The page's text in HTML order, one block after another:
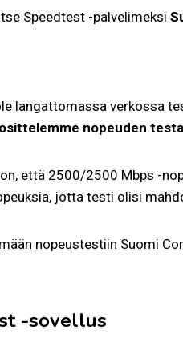
Speedtest -palvelimeksi
langattomassa verkossa
nopeuden
että 2500/2500 Mbps -
jotta testi olisi
nopeustestiin Suomi
-sovellus